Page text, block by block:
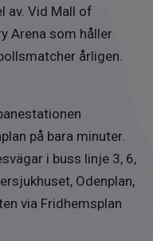
som köpare
gym på entréplan.
cykelrum. På
för föreningens
av. Vid Mall of
Arena som håller
årligen.
på bara minuter.
i buss linje 3, 6,
Odenplan,
via Fridhemsplan